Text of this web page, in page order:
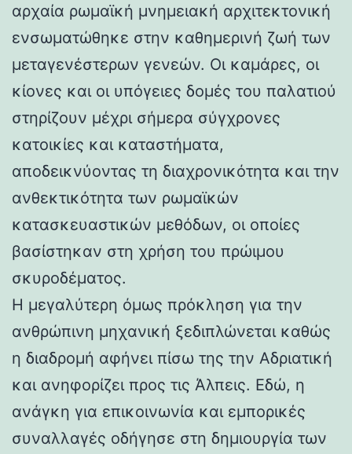
αρχαία ρωμαϊκή μνημειακή αρχιτεκτονική
ενσωματώθηκε στην καθημερινή ζωή των
μεταγενέστερων γενεών. Οι καμάρες, οι
κίονες και οι υπόγειες δομές του παλατιού
στηρίζουν μέχρι σήμερα σύγχρονες
κατοικίες και καταστήματα,
αποδεικνύοντας τη διαχρονικότητα και την
ανθεκτικότητα των ρωμαϊκών
κατασκευαστικών μεθόδων, οι οποίες
βασίστηκαν στη χρήση του πρώιμου
σκυροδέματος.
Η μεγαλύτερη όμως πρόκληση για την
ανθρώπινη μηχανική ξεδιπλώνεται καθώς
η διαδρομή αφήνει πίσω της την Αδριατική
και ανηφορίζει προς τις Άλπεις. Εδώ, η
ανάγκη για επικοινωνία και εμπορικές
συναλλαγές οδήγησε στη δημιουργία των